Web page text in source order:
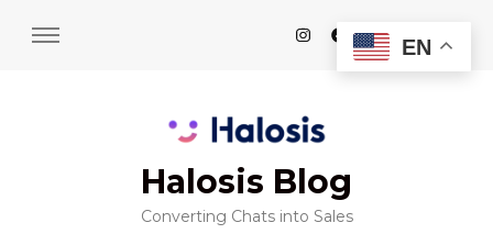
Halosis Blog
Converting Chats into Sales
EN